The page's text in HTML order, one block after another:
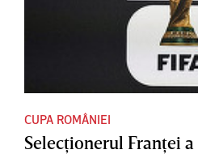
CUPA ROMÂNIEI
Selecţionerul Franţei